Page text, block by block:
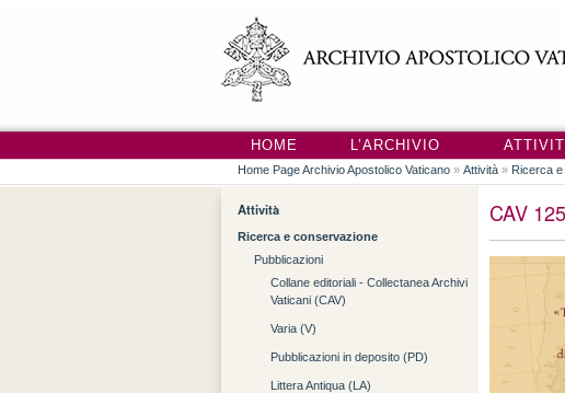
HOME L’ARCHIVIO
Home Page Archivio Apostolico Vaticano » Attività » Ricerca
Attività
Ricerca e conservazione
Pubblicazioni
Collane editoriali - Collectanea Archivi
Vaticani (CAV)
Varia (V)
Pubblicazioni in deposito (PD)
Littera Antiqua (LA)
CAV 125